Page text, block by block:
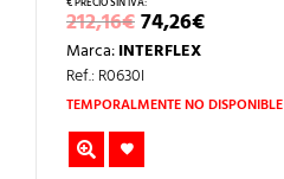
212,16€EL
PRECIO
ORIGINAL
ERA:
212,16€.
74,26€EL
PRECIO
74,26€.
Marca:INTERFLEX
Ref.: R0630I
TEMPORALMENTE NO DISPONIBLE